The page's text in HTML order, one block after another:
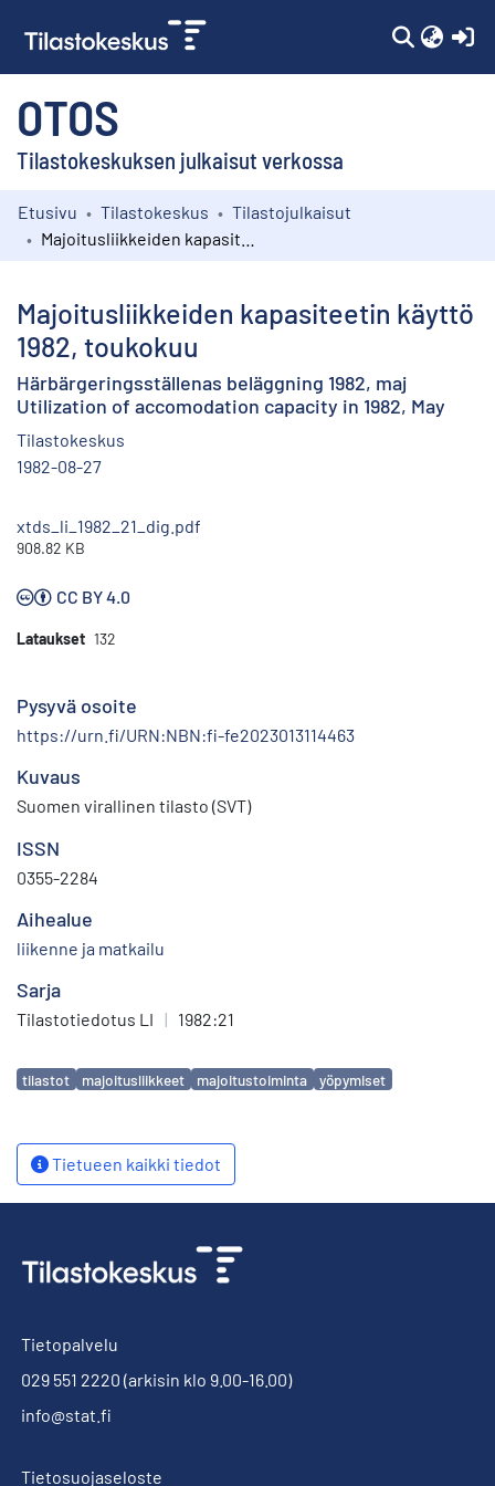
OTOS
Tilastokeskuksen julkaisut verkossa
Kokoelmat
Etusivu Tilastokeskus
Tilastojulkaisut
Majoitusliikkeiden kapasiteetin käyttö
1982, toukokuu
Härbärgeringsställenas beläggning 1982, maj
Utilization of accomodation capacity in 1982, May
Tilastokeskus
1982-08-27
xtds_li_1982_21_dig.pdf
908.82 KB
CC BY 4.0
Lataukset 132
Pysyvä osoite
https://urn.fi/URN:NBN:fi-fe2023013114463
Kuvaus
Suomen virallinen tilasto (SVT)
ISSN
0355-2284
Aihealue
liikenne ja matkailu
Sarja
Tilastotiedotus LI | 1982:21
Avainsanat
tilastot majoitusliikkeet majoitustoiminta yöpymiset
Tietueen kaikki tiedot
Tietopalvelu
029 551 2220 (arkisin klo 9.00-16.00)
info@stat.fi
Tietosuojaseloste